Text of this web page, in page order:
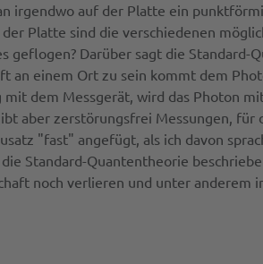
irgendwo auf der Platte ein
Platte sind die verschiedenen
geflogen? Darüber sagt die Standard-
an einem Ort zu sein kommt dem
dem Messgerät, wird das Photon
aber zerstörungsfrei Messungen, für
"fast" angefügt, als ich davon
Standard-Quantentheorie
noch verlieren und unter anderem